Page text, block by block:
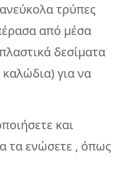
τρύπες
από μέσα
δεσίματα
για να
και
τα ενώσετε , όπως